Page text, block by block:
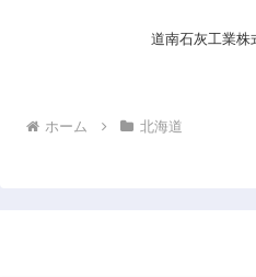
道南石灰工業株
ホーム 北海道